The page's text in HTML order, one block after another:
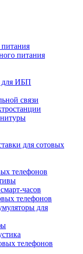
питания
для ИБП
связи
для сотовых
телефонов
часов
телефонов
для
телефонов